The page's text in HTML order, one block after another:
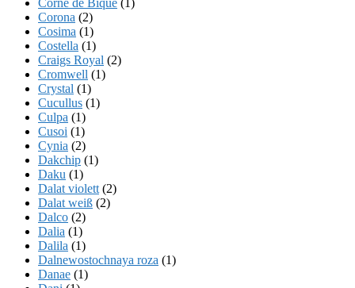
Corona (2)
Cosima (1)
Costella (1)
Craigs Royal (2)
Cromwell (1)
Crystal (1)
Cucullus (1)
Culpa (1)
Cusoi (1)
Cynia (2)
Dakchip (1)
Daku (1)
Dalat violett (2)
Dalat weiß (2)
Dalco (2)
Dalia (1)
Dalila (1)
Dalnewostochnaya roza (1)
Danae (1)